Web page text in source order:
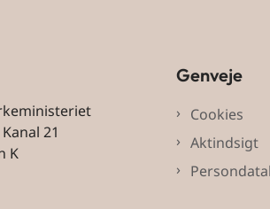
21
K
Genveje
Cookies
Aktindsigt